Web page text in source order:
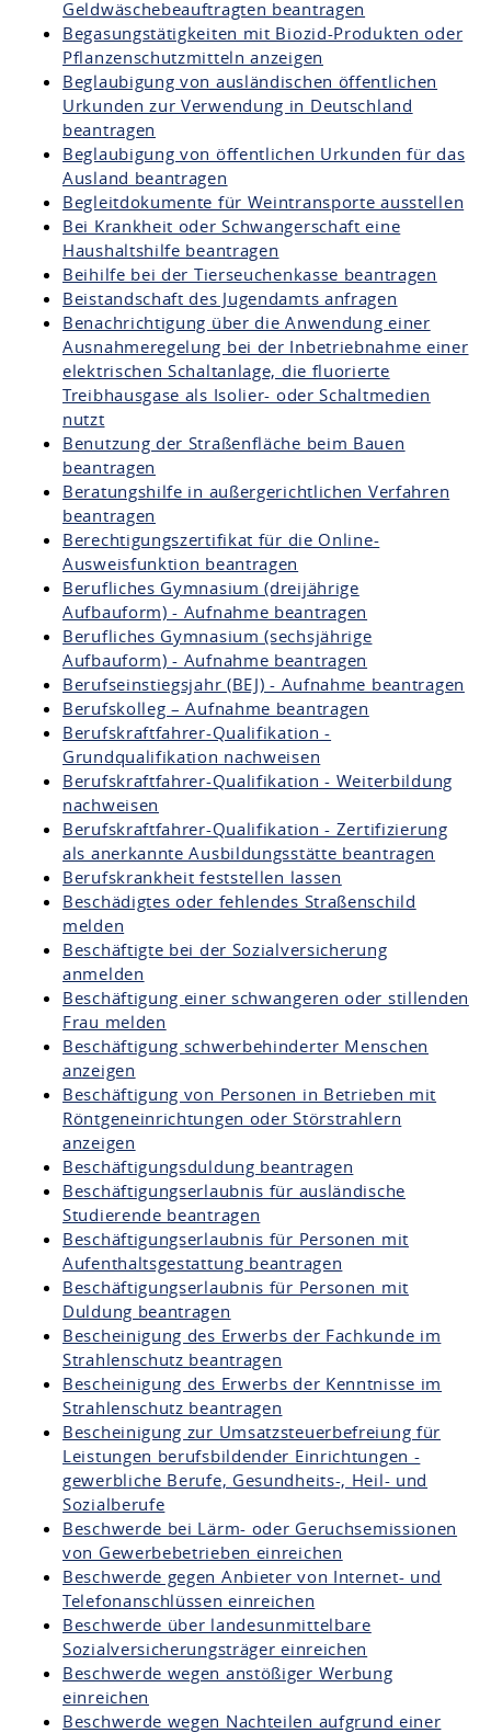
Geldwäschebeauftragten beantragen
Begasungstätigkeiten mit Biozid-Produkten oder
Pflanzenschutzmitteln anzeigen
Beglaubigung von ausländischen öffentlichen
Urkunden zur Verwendung in Deutschland
beantragen
Beglaubigung von öffentlichen Urkunden für das
Ausland beantragen
Begleitdokumente für Weintransporte ausstellen
Bei Krankheit oder Schwangerschaft eine
Haushaltshilfe beantragen
Beihilfe bei der Tierseuchenkasse beantragen
Beistandschaft des Jugendamts anfragen
Benachrichtigung über die Anwendung einer
Ausnahmeregelung bei der Inbetriebnahme einer
elektrischen Schaltanlage, die fluorierte
Treibhausgase als Isolier- oder Schaltmedien
nutzt
Benutzung der Straßenfläche beim Bauen
beantragen
Beratungshilfe in außergerichtlichen Verfahren
beantragen
Berechtigungszertifikat für die Online-
Ausweisfunktion beantragen
Berufliches Gymnasium (dreijährige
Aufbauform) - Aufnahme beantragen
Berufliches Gymnasium (sechsjährige
Aufbauform) - Aufnahme beantragen
Berufseinstiegsjahr (BEJ) - Aufnahme beantragen
Berufskolleg – Aufnahme beantragen
Berufskraftfahrer-Qualifikation -
Grundqualifikation nachweisen
Berufskraftfahrer-Qualifikation - Weiterbildung
nachweisen
Berufskraftfahrer-Qualifikation - Zertifizierung
als anerkannte Ausbildungsstätte beantragen
Berufskrankheit feststellen lassen
Beschädigtes oder fehlendes Straßenschild
melden
Beschäftigte bei der Sozialversicherung
anmelden
Beschäftigung einer schwangeren oder stillenden
Frau melden
Beschäftigung schwerbehinderter Menschen
anzeigen
Beschäftigung von Personen in Betrieben mit
Röntgeneinrichtungen oder Störstrahlern
anzeigen
Beschäftigungsduldung beantragen
Beschäftigungserlaubnis für ausländische
Studierende beantragen
Beschäftigungserlaubnis für Personen mit
Aufenthaltsgestattung beantragen
Beschäftigungserlaubnis für Personen mit
Duldung beantragen
Bescheinigung des Erwerbs der Fachkunde im
Strahlenschutz beantragen
Bescheinigung des Erwerbs der Kenntnisse im
Strahlenschutz beantragen
Bescheinigung zur Umsatzsteuerbefreiung für
Leistungen berufsbildender Einrichtungen -
gewerbliche Berufe, Gesundheits-, Heil- und
Sozialberufe
Beschwerde bei Lärm- oder Geruchsemissionen
von Gewerbebetrieben einreichen
Beschwerde gegen Anbieter von Internet- und
Telefonanschlüssen einreichen
Beschwerde über landesunmittelbare
Sozialversicherungsträger einreichen
Beschwerde wegen anstößiger Werbung
einreichen
Beschwerde wegen Nachteilen aufgrund einer